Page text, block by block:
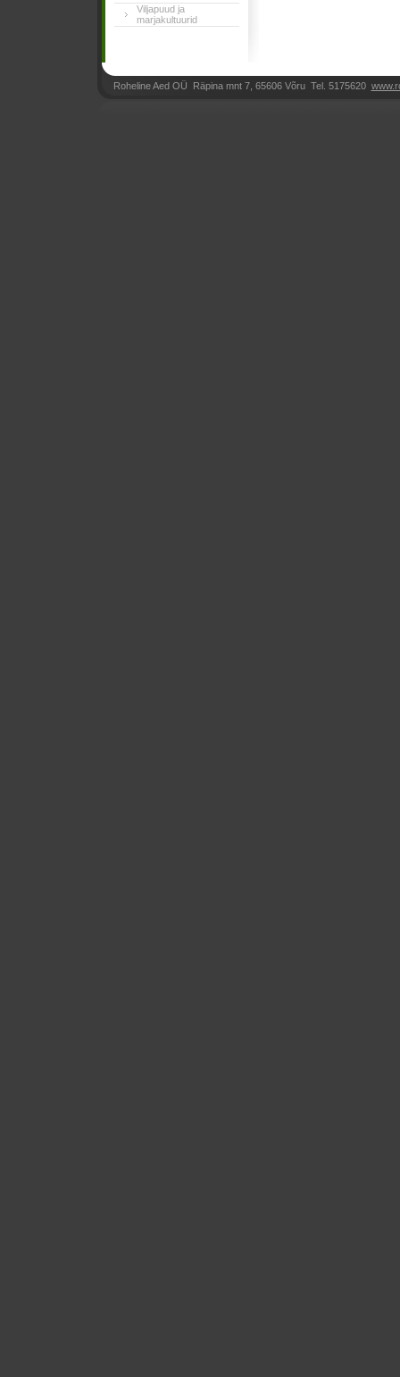
Viljapuud ja
marjakultuurid
Roheline Aed OÜ Räpina mnt 7, 65606 Võru Tel. 5175620